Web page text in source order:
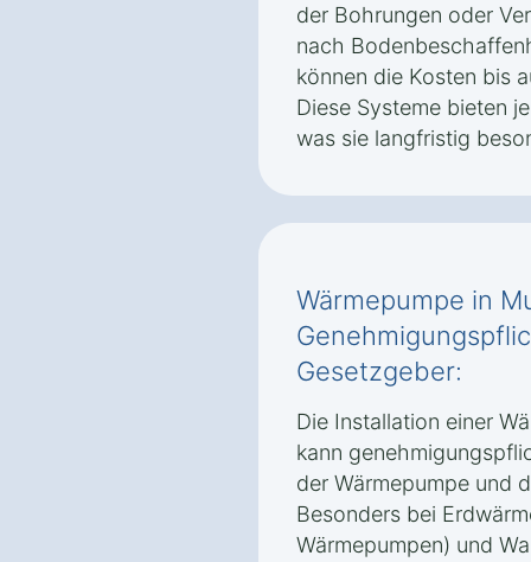
der Bohrungen oder
nach
können die Kosten bis
Diese Systeme bieten
was sie langfristig
Wärmepumpe in
Gesetzgeber:
Die Installation einer
kann
der Wärmepumpe und
Besonders bei
Wärmepumpen) und